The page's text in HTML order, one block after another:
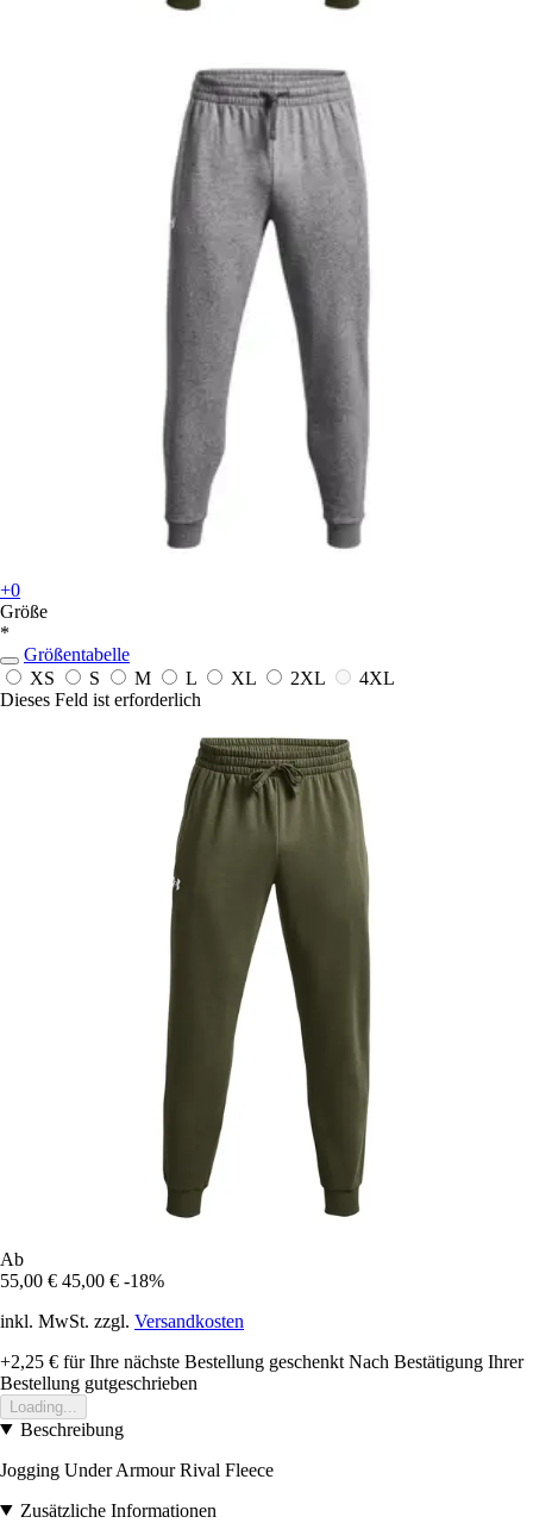
+0
Größe
*
Größentabelle
XS
S M L XL 2XL
4XL
Dieses Feld ist erforderlich
Ab
55,00 € 45,00 € -18%
inkl. MwSt. zzgl. Versandkosten
+2,25 € für Ihre nächste Bestellung geschenkt Nach Bestätigung Ihrer
Bestellung gutgeschrieben
Loading...
Beschreibung
Jogging Under Armour Rival Fleece
Zusätzliche Informationen